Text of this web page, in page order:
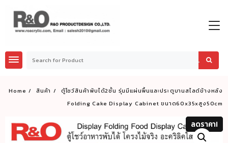
content
Home สินค้า
ตู้โชว์สินค้าพับได้2ชั้น รุ่นมีแผ่นพื้นและประตูบานสไลด์ข้างหลัง
Folding Cake Display Cabinet ขนาด60x35xสูง50cm
ลดราคา!
ลดราคา!